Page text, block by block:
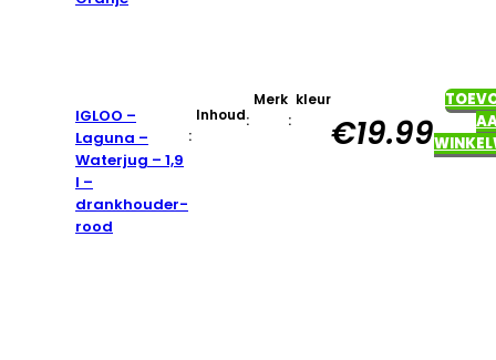
IGLOO –
Laguna –
Waterjug – 1,9
l –
drankhouder-
rood
Inhoud
:
Merk
:
kleur
:
€19.99